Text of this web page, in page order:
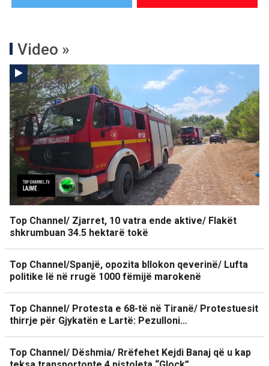
Video »
Top Channel/ Zjarret, 10 vatra ende aktive/ Flakët
shkrumbuan 34.5 hektarë tokë
Top Channel/Spanjë, opozita bllokon qeverinë/ Lufta
politike lë në rrugë 1000 fëmijë marokenë
Top Channel/ Protesta e 68-të në Tiranë/ Protestuesit
thirrje për Gjykatën e Lartë: Pezulloni…
Top Channel/ Dëshmia/ Rrëfehet Kejdi Banaj që u kap